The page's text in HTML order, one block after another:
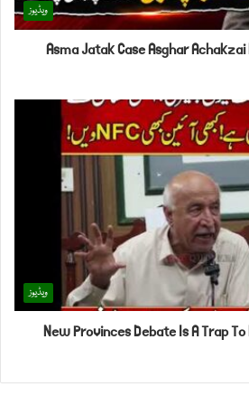
ویڈیوز
Asma Jatak Case Asghar
ویڈیوز
New Provinces Debate Is A Trap